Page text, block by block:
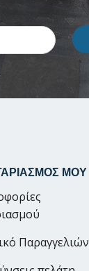
ΜΟΥ
Παραγγελιών